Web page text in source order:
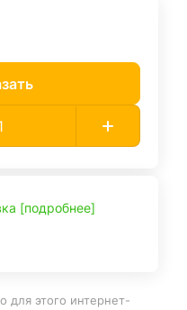
[подробнее]
для этого интернет-